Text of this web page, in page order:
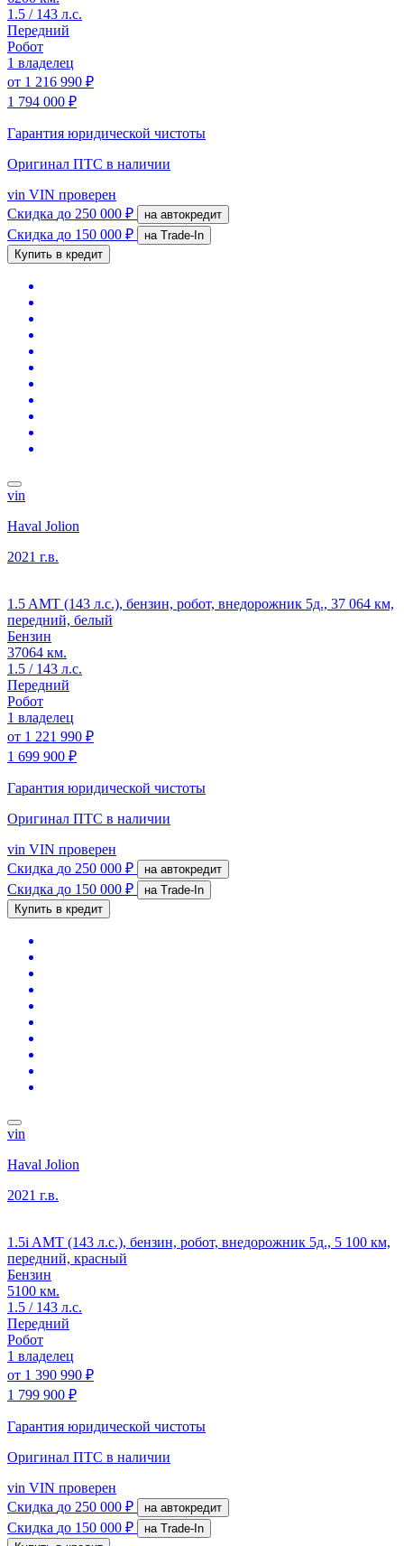
1.5 / 143 л.с.
Передний
Робот
1 владелец
от 1 216 990 ₽
1 794 000 ₽
Гарантия юридической чистоты
Оригинал ПТС в наличии
vin VIN проверен
Скидка до 250 000 ₽ на автокредит
Скидка до 150 000 ₽
на Trade-In
Купить в кредит
vin
Haval Jolion
2021 г.в.
1.5 AMT (143 л.с.), бензин, робот, внедорожник 5д., 37 064 км,
передний, белый
Бензин
37064 км.
1.5 / 143 л.с.
Передний
Робот
1 владелец
от 1 221 990 ₽
1 699 900 ₽
Гарантия юридической чистоты
Оригинал ПТС в наличии
vin VIN проверен
Скидка до 250 000 ₽ на автокредит
Скидка до 150 000 ₽
на Trade-In
Купить в кредит
vin
Haval Jolion
2021 г.в.
1.5i AMT (143 л.с.), бензин, робот, внедорожник 5д., 5 100 км,
передний, красный
Бензин
5100 км.
1.5 / 143 л.с.
Передний
Робот
1 владелец
от 1 390 990 ₽
1 799 900 ₽
Гарантия юридической чистоты
Оригинал ПТС в наличии
vin VIN проверен
Скидка до 250 000 ₽ на автокредит
Скидка до 150 000 ₽
на Trade-In